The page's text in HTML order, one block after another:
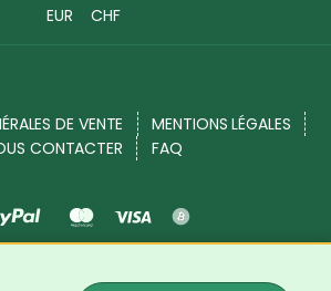
EUR CHF
DE VENTE
MENTIONS LÉGALES
CONTACTER
FAQ
© 2017 - 2026. Tous droits réservés